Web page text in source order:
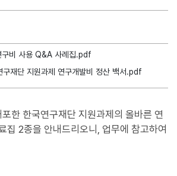
구비 사용 Q&A 사례집.pdf
구재단 지원과제 연구개발비 정산 백서.pdf
한 한국연구재단 지원과제의 올바른 연
집 2종을 안내드리오니, 업무에 참고하여